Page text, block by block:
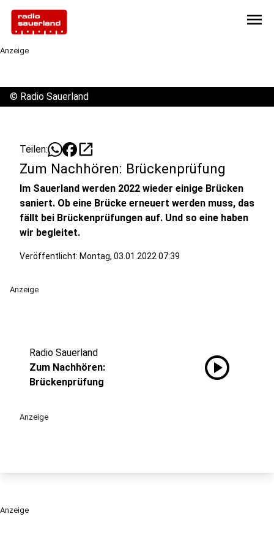
menu
Anzeige
© Radio Sauerland
Teilen: open_in_new
Zum Nachhören: Brückenprüfung
Im Sauerland werden 2022 wieder einige Brücken
saniert. Ob eine Brücke erneuert werden muss, das
fällt bei Brückenprüfungen auf. Und so eine haben
wir begleitet.
Veröffentlicht: Montag, 03.01.2022 07:39
Anzeige
Radio Sauerland
Zum Nachhören:
Brückenprüfung
play_circle
Anzeige
Anzeige